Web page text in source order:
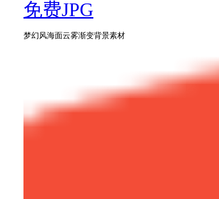
免费JPG
梦幻风海面云雾渐变背景素材